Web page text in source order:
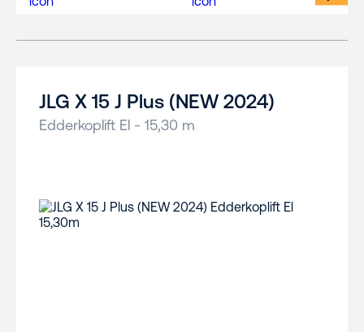
JLG X 15 J Plus (NEW 2024)
Edderkoplift El - 15,30 m